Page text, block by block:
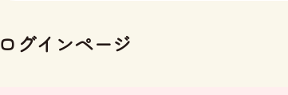
ログインページ